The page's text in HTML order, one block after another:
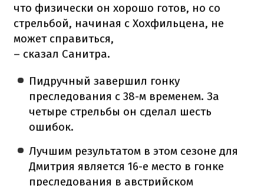
что физически он хорошо готов, но со
стрельбой, начиная с Хохфильцена, не
может справиться,
– сказал Санитра.
Пидручный завершил гонку
преследования с 38-м временем. За
четыре стрельбы он сделал шесть
ошибок.
Лучшим результатом в этом сезоне для
Дмитрия является 16-е место в гонке
преследования в австрийском